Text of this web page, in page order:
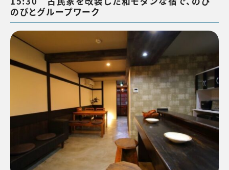
のびとグループワーク